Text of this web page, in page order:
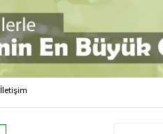
İletişim